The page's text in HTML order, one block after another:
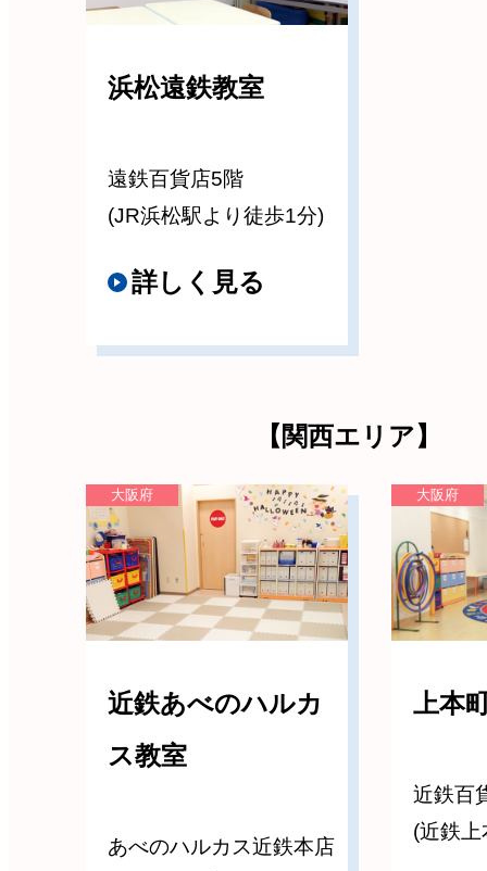
浜松遠鉄教室
遠鉄百貨店5階
(JR浜松駅より徒歩1分)
詳しく見る
【関西エリア】
近鉄あべのハルカ
ス教室
あべのハルカス近鉄本店
大阪府
上本
近鉄百
(近鉄
大阪府